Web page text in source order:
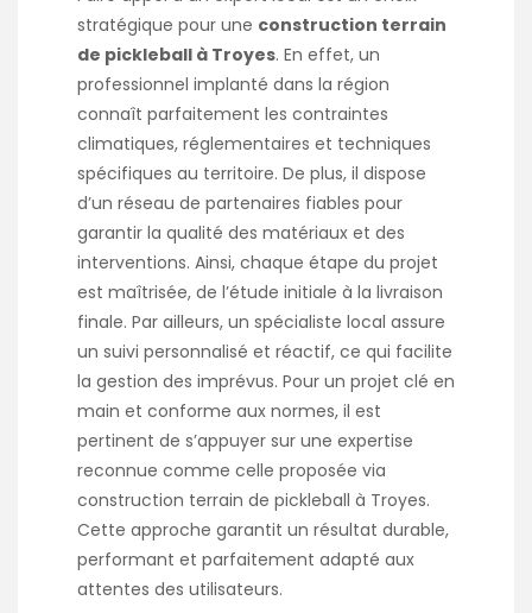
stratégique pour une construction terrain
de pickleball à Troyes. En effet, un
professionnel implanté dans la région
connaît parfaitement les contraintes
climatiques, réglementaires et techniques
spécifiques au territoire. De plus, il dispose
d’un réseau de partenaires fiables pour
garantir la qualité des matériaux et des
interventions. Ainsi, chaque étape du projet
est maîtrisée, de l’étude initiale à la livraison
finale. Par ailleurs, un spécialiste local assure
un suivi personnalisé et réactif, ce qui facilite
la gestion des imprévus. Pour un projet clé en
main et conforme aux normes, il est
pertinent de s’appuyer sur une expertise
reconnue comme celle proposée via
construction terrain de pickleball à Troyes.
Cette approche garantit un résultat durable,
performant et parfaitement adapté aux
attentes des utilisateurs.